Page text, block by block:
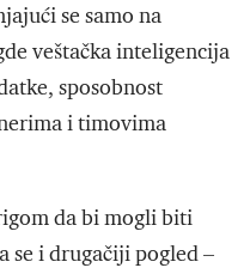
se samo na
veštačka inteligencija
sposobnost
i timovima
da bi mogli biti
se i drugačiji pogled –